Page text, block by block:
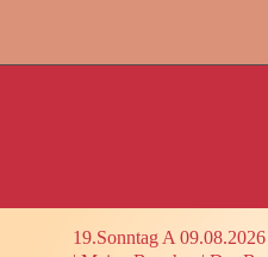
19.Sonntag A 09.08.2026